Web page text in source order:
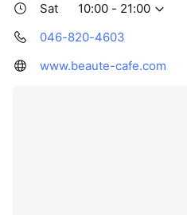
Sat
10:00 - 21:00
046-820-4603
www.beaute-cafe.com